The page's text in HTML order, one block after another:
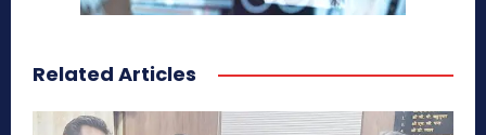
Related Articles